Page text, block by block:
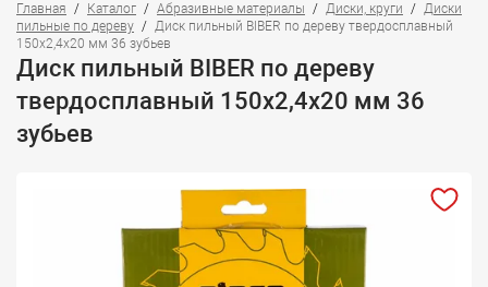
Главная Каталог Абразивные материалы Диски, круги
Диски
пильные по дереву
Диск пильный BIBER по дереву твердосплавный
150х2,4х20 мм 36 зубьев
Диск пильный BIBER по дереву
твердосплавный 150х2,4х20 мм 36
зубьев